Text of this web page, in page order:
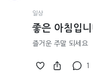
일상
좋은 아침입
즐거운 주말 되세요
1